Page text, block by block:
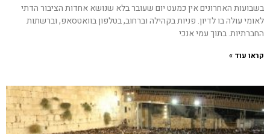
בשבועות האחרונים אין כמעט יום שעובר בלא שנושא אחדות הציבור הדתי
לאומי עולה בו לדיון. פניות בקהילה וברחוב, בטלפון בוואטסאפ, וברשתות
החברתיות. בתוך עמי אנכי
קראו עוד »